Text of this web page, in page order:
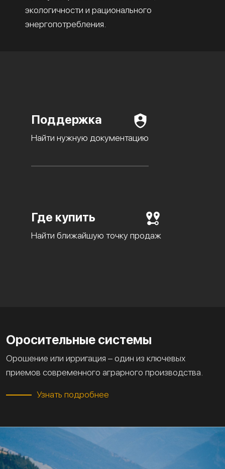
экологичности и рационального
энергопотребления.
Поддержка
Найти нужную документацию
Где купить
Найти ближайшую точку продаж
Оросительные системы
Орошение или ирригация – один из ключевых
приемов современного аграрного производства.
Узнать подробнее